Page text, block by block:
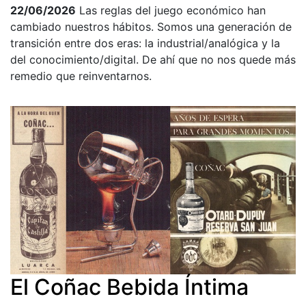
22/06/2026 Las reglas del juego económico han
cambiado nuestros hábitos. Somos una generación de
transición entre dos eras: la industrial/analógica y la
del conocimiento/digital. De ahí que no nos quede más
remedio que reinventarnos.
El Coñac Bebida Íntima